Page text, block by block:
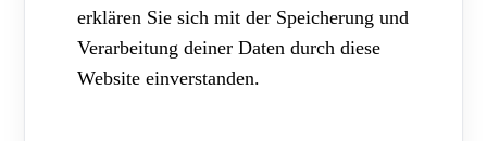
erklären Sie sich mit der Speicherung und
Verarbeitung deiner Daten durch diese
Website einverstanden.